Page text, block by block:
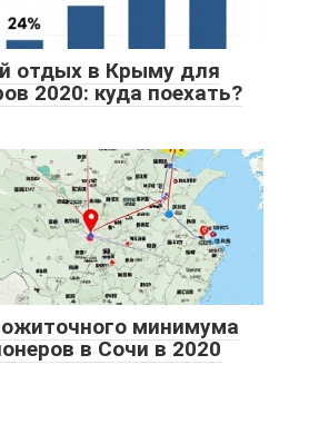
отдых в Крыму для
2020: куда поехать?
минимума
в Сочи в 2020